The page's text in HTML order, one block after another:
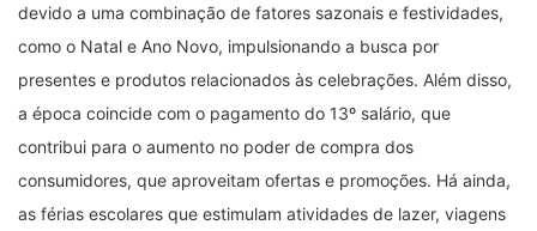
devido a uma combinação de fatores sazonais e festividades,
como o Natal e Ano Novo, impulsionando a busca por
presentes e produtos relacionados às celebrações. Além disso,
a época coincide com o pagamento do 13º salário, que
contribui para o aumento no poder de compra dos
consumidores, que aproveitam ofertas e promoções. Há ainda,
as férias escolares que estimulam atividades de lazer, viagens